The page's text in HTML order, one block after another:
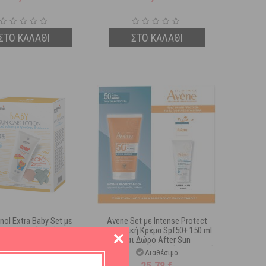
ΚΑΛΑΘΙ ΣΤΟ ΚΑΛΑΘΙ
Extra Baby Set με
Γαλάκτωμα
Δώρο 2 Παιχνίδια
Διαθέσιμο
Avene Set με Intense Protect
Αντηλιακή Κρέμα Spf50+ 150 ml
και Δώρο After Sun
Επανορθωτική Λοσιόν για Μετά
τον Ήλιο 50 ml
Διαθέσιμο